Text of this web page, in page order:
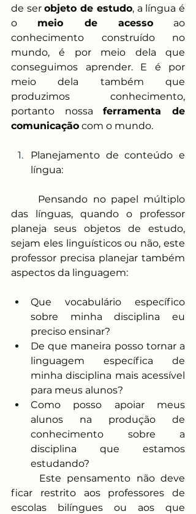
de ser objeto de estudo, a língua é
o meio de acesso ao
conhecimento construído no
mundo, é por meio dela que
conseguimos aprender. E é por
meio dela também que
produzimos conhecimento,
portanto nossa ferramenta de
comunicação com o mundo.
Planejamento de conteúdo e
língua:
Pensando no papel múltiplo
das línguas, quando o professor
planeja seus objetos de estudo,
sejam eles linguísticos ou não, este
professor precisa planejar também
aspectos da linguagem:
Que vocabulário específico
sobre minha disciplina eu
preciso ensinar?
De que maneira posso tornar a
linguagem específica de
minha disciplina mais acessível
para meus alunos?
Como posso apoiar meus
alunos na produção de
conhecimento sobre a
disciplina que estamos
estudando?
Este pensamento não deve
ficar restrito aos professores de
escolas bilíngues ou aos que